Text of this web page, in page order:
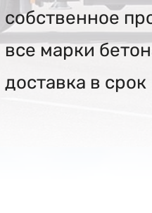
собственное
все марки
доставка в срок